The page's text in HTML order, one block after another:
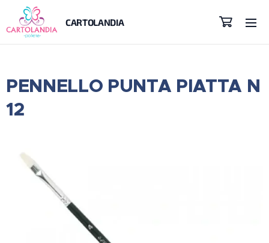
CARTOLANDIA
PENNELLO PUNTA PIATTA N
12